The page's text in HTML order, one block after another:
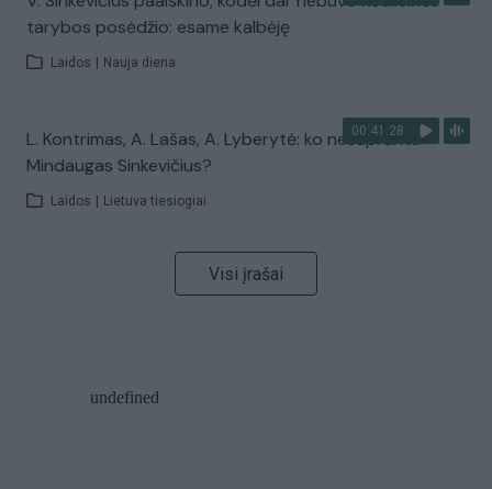
tarybos posėdžio: esame kalbėję
Laidos Nauja diena
00:41:28
L. Kontrimas, A. Lašas, A. Lyberytė: ko nesupranta
Mindaugas Sinkevičius?
Laidos Lietuva tiesiogiai
Visi įrašai